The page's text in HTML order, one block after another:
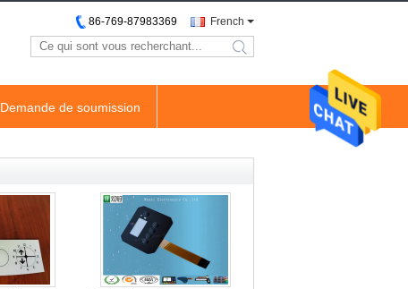
French
86-769-87983369
search
Demande de soumission